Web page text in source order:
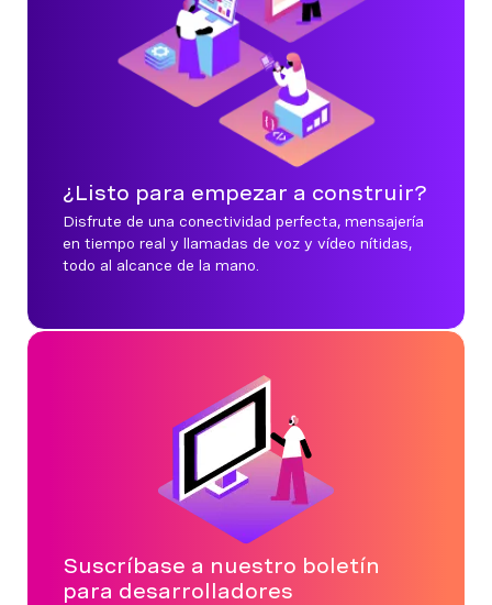
¿Listo para empezar a construir?
Disfrute de una conectividad perfecta, mensajería
en tiempo real y llamadas de voz y vídeo nítidas,
todo al alcance de la mano.
Suscríbase a nuestro boletín
para desarrolladores